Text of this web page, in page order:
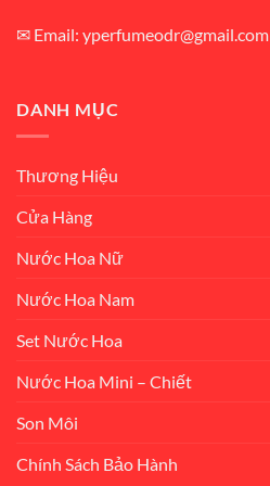
✉ Email: yperfumeodr@gmail.com
DANH MỤC
Thương Hiệu
Cửa Hàng
Nước Hoa Nữ
Nước Hoa Nam
Set Nước Hoa
Nước Hoa Mini – Chiết
Son Môi
Chính Sách Bảo Hành